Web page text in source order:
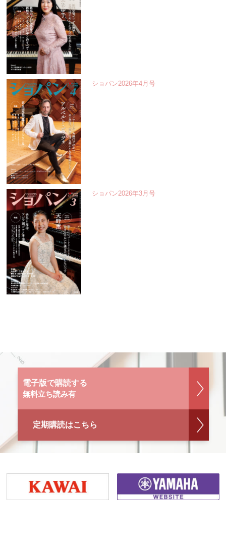
ショパン2026年4月号
ショパン2026年3月号
電子版で購読する
無料立ち読み有
定期購読はこちら